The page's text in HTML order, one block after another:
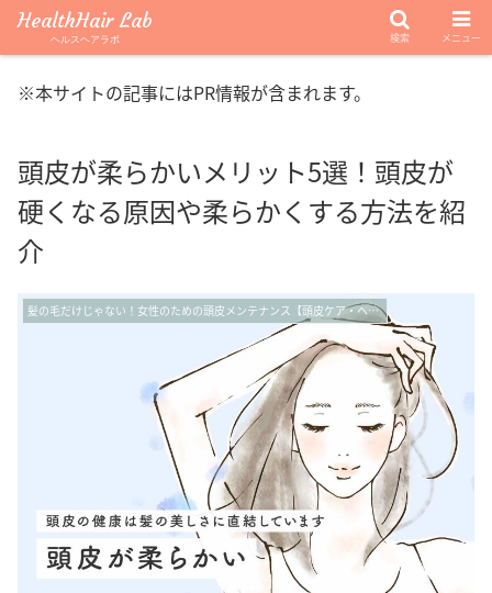
※本サイトの記事にはPR情報が含まれます。
頭皮が柔らかいメリット5選！頭皮が
硬くなる原因や柔らかくする方法を紹
介
髪の毛だけじゃない！女性のための頭皮メンテナンス【頭皮ケア・ヘッドスパ】
HealthHair Lab
ヘルスヘアラボ 検索 メニュー